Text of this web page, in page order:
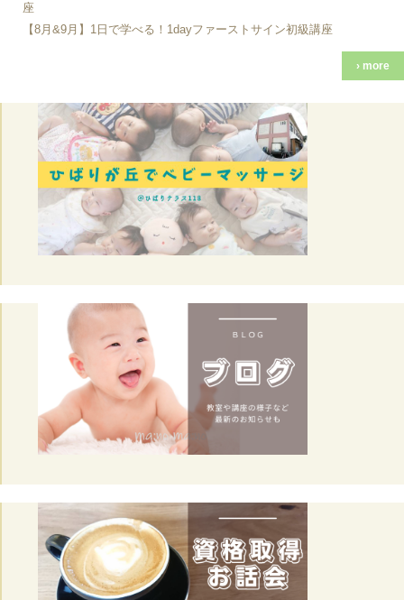
座
【8月&9月】1日で学べる！1dayファーストサイン初級講座
› more